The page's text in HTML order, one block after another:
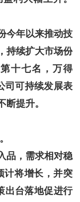
今年以来推动技
持续扩大市场份
十七名，万得
司可持续发展表
提升。
品，需求相对稳
计将增长，并突
出台落地促进行